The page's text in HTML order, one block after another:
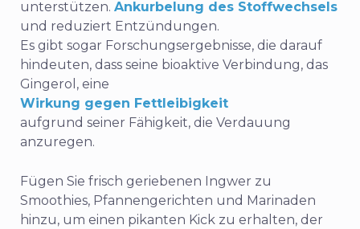
unterstützen. Ankurbelung des Stoffwechsels
und reduziert Entzündungen.
Es gibt sogar Forschungsergebnisse, die darauf
hindeuten, dass seine bioaktive Verbindung, das
Gingerol, eine
Wirkung gegen Fettleibigkeit
aufgrund seiner Fähigkeit, die Verdauung
anzuregen.
Fügen Sie frisch geriebenen Ingwer zu
Smoothies, Pfannengerichten und Marinaden
hinzu, um einen pikanten Kick zu erhalten, der